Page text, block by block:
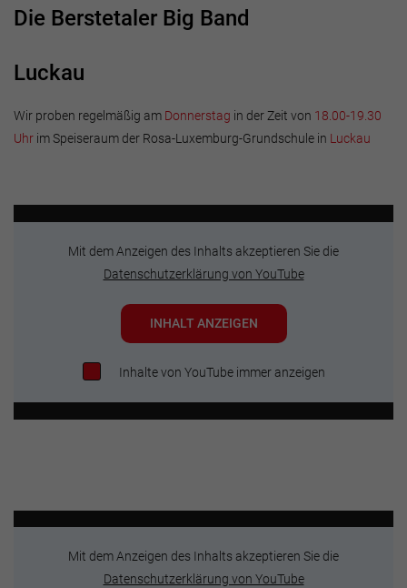
Die Berstetaler Big Band
Luckau
Wir proben regelmäßig am Donnerstag in der Zeit von 18.00-19.30
Uhr im Speiseraum der Rosa-Luxemburg-Grundschule in Luckau
Mit dem Anzeigen des Inhalts akzeptieren Sie die
Datenschutzerklärung von YouTube
INHALT ANZEIGEN
Inhalte von YouTube immer anzeigen
Mit dem Anzeigen des Inhalts akzeptieren Sie die
Datenschutzerklärung von YouTube